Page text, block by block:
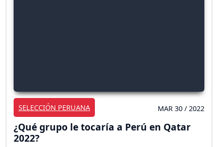
SELECCIÓN PERUANA MAR 30 / 2022
¿Qué grupo le tocaría a Perú en Qatar
2022?